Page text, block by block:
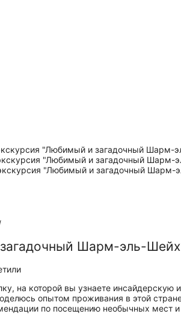
Шарм-эль-Шейх
на которой вы узнаете
опытом проживания в этой
по посещению необычных мест